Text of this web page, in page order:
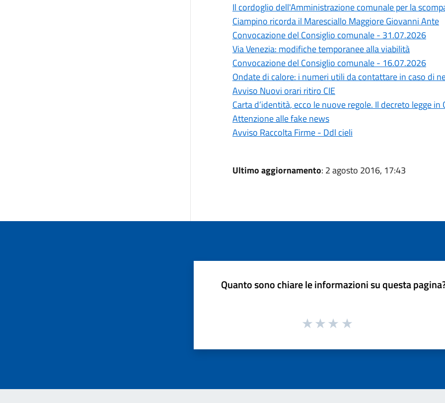
Il cordoglio dell'Amministrazione comunale per la
Ciampino ricorda il Maresciallo Maggiore Giovanni Ante
Convocazione del Consiglio comunale - 31.07.2026
Via Venezia: modifiche temporanee alla viabilità
Convocazione del Consiglio comunale - 16.07.2026
Ondate di calore: i numeri utili da contattare in caso di
Avviso Nuovi orari ritiro CIE
Carta d’identità, ecco le nuove regole. Il decreto legge
Attenzione alle fake news
Avviso Raccolta Firme - Ddl cieli
Ultimo aggiornamento: 2 agosto 2016, 17:43
Quanto sono chiare le informazioni su questa